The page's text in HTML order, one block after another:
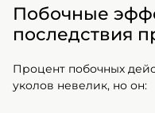
Побочные
последствия
Процент побочных
уколов невелик, но он: